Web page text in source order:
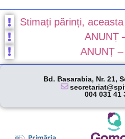
Stimați părinți, aceasta
ANUNȚ
ANUNȚ –
Bd. Basarabia, Nr. 21,
004 031 41